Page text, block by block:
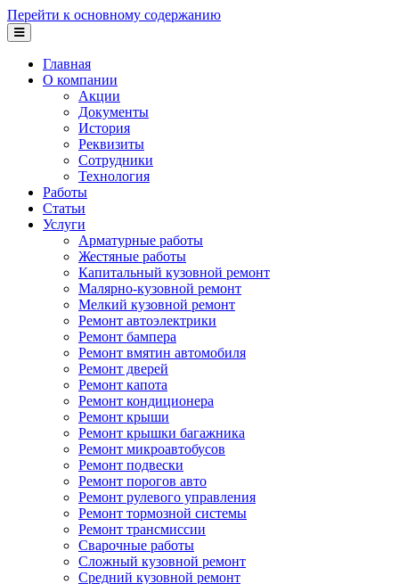
Перейти к основному содержанию
Главная
О компании
Акции
Документы
История
Реквизиты
Сотрудники
Технология
Работы
Статьи
Услуги
Арматурные работы
Жестяные работы
Капитальный кузовной ремонт
Малярно-кузовной ремонт
Мелкий кузовной ремонт
Ремонт автоэлектрики
Ремонт бампера
Ремонт вмятин автомобиля
Ремонт дверей
Ремонт капота
Ремонт кондиционера
Ремонт крыши
Ремонт крышки багажника
Ремонт микроавтобусов
Ремонт подвески
Ремонт порогов авто
Ремонт рулевого управления
Ремонт тормозной системы
Ремонт трансмиссии
Сварочные работы
Сложный кузовной ремонт
Средний кузовной ремонт